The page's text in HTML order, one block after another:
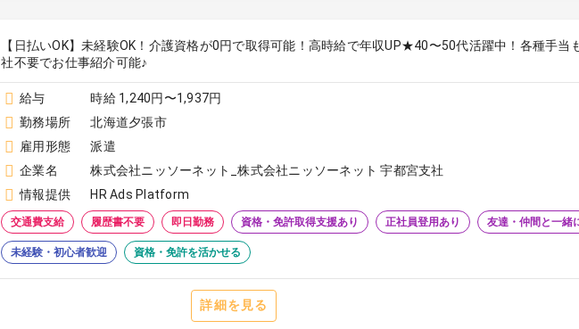
【日払いOK】未経験OK！介護資格が0円で取得可能！高時給で年収UP★40〜50代活躍中！各種手
社不要でお仕事紹介可能♪
給与
時給 1,240円〜1,937円
勤務場所
北海道夕張市
雇用形態
派遣
企業名
株式会社ニッソーネット_株式会社ニッソーネット 宇都宮支社
情報提供
HR Ads Platform
交通費支給 履歴書不要 即日勤務 資格・免許取得支援あり 正社員登用あり 友達・仲間と一緒
未経験・初心者歓迎 資格・免許を活かせる
詳細を見る